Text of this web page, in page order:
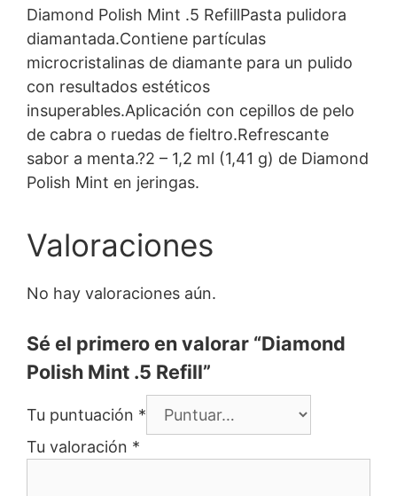
Diamond Polish Mint .5 RefillPasta pulidora
diamantada.Contiene partículas
microcristalinas de diamante para un pulido
con resultados estéticos
insuperables.Aplicación con cepillos de pelo
de cabra o ruedas de fieltro.Refrescante
sabor a menta.?2 – 1,2 ml (1,41 g) de Diamond
Polish Mint en jeringas.
Valoraciones
No hay valoraciones aún.
Sé el primero en valorar “Diamond
Polish Mint .5 Refill”
Tu puntuación *
Tu valoración *